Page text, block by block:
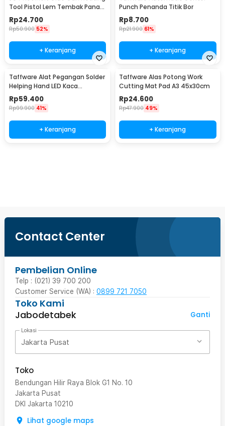
Tool Pistol Lem Tembak Panas
20W - QT-302
Rp24.700
Rp50.900 52%
+ Keranjang
Punch Penanda Titik Bor
Rp8.700
Rp21.900 61%
+ Keranjang
Taffware Alat Pegangan Solder
Helping Hand LED Kaca
Pembesar 3.5X - TE-801
Rp59.400
Rp99.900 41%
+ Keranjang
Taffware Alas Potong Work
Cutting Mat Pad A3 45x30cm
Rp24.600
Rp47.900 49%
+ Keranjang
Contact Center
Pembelian Online
Telp : (021) 39 700 200
Customer Service (WA) : 0899 721 7050
Toko Kami
Jabodetabek
Ganti
Lokasi
Jakarta Pusat
Toko
Bendungan Hilir Raya Blok G1 No. 10
Jakarta Pusat
DKI Jakarta 10210
Lihat google maps